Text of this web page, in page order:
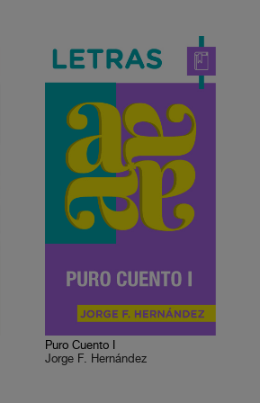
Puro Cuento I
Jorge F. Hernández